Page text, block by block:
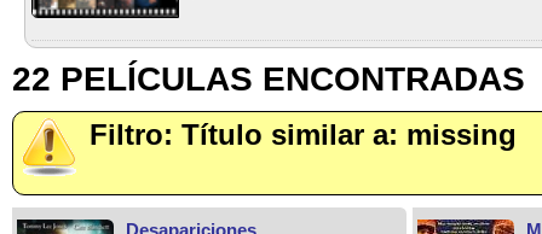
22 PELÍCULAS ENCONTRADAS
Filtro: Título similar a: missing
Desapariciones